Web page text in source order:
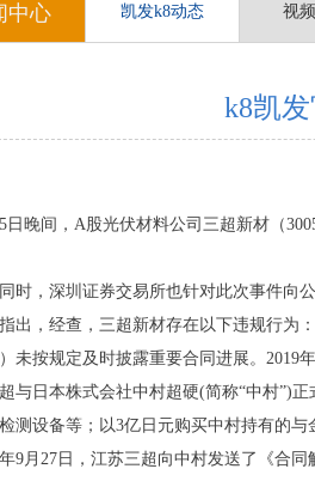
中心 凯发k8动态 视
k8凯
日晚间，A股光伏材料公司三超新材（
时，深圳证券交易所也针对此次事件向
出，经查，三超新材存在以下违规行为：
）未按规定及时披露重要合同进展。
与日本株式会社中村超硬(简称“中村”)
测设备等；以3亿日元购买中村持有的
9月27日，江苏三超向中村发送了《合